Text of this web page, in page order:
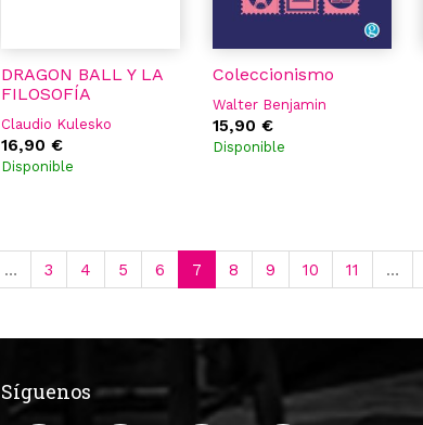
DRAGON BALL Y LA
FILOSOFÍA
Claudio Kulesko
16,90 €
Disponible
Coleccionismo
Walter Benjamin
15,90 €
Disponible
… 3 4 5 6 7 8 9 10 11 …
Síguenos